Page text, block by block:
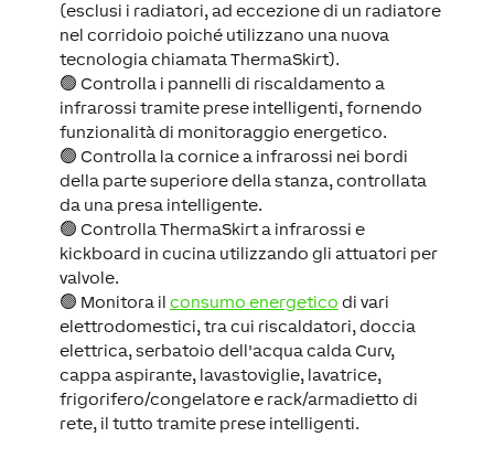
(esclusi i radiatori, ad eccezione di un radiatore
nel corridoio poiché utilizzano una nuova
tecnologia chiamata ThermaSkirt).
🟢 Controlla i pannelli di riscaldamento a
infrarossi tramite prese intelligenti, fornendo
funzionalità di monitoraggio energetico.
🟢 Controlla la cornice a infrarossi nei bordi
della parte superiore della stanza, controllata
da una presa intelligente.
🟢 Controlla ThermaSkirt a infrarossi e
kickboard in cucina utilizzando gli attuatori per
valvole.
🟢 Monitora il consumo energetico di vari
elettrodomestici, tra cui riscaldatori, doccia
elettrica, serbatoio dell'acqua calda Curv,
cappa aspirante, lavastoviglie, lavatrice,
frigorifero/congelatore e rack/armadietto di
rete, il tutto tramite prese intelligenti.